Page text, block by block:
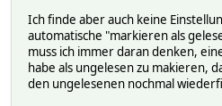
Ich finde aber auch keine
automatische "markieren als
muss ich immer daran denken,
habe als ungelesen zu makieren,
den ungelesenen nochmal